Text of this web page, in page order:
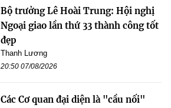
Bộ trưởng Lê Hoài Trung: Hội nghị
Ngoại giao lần thứ 33 thành công tốt
đẹp
Thanh Lương
20:50 07/08/2026
Các Cơ quan đại diện là "cầu nối"